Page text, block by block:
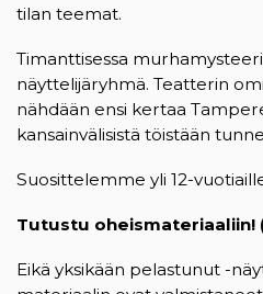
tilan teemat.
Timanttisessa
näyttelijäryhmä. Teatterin
nähdään ensi kertaa
kansainvälisistä töistään
Suosittelemme yli 12-
Tutustu oheismateriaaliin!
Eikä yksikään pelastunut -